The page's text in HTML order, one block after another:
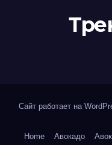
Сайт работает на
Home Авокадо